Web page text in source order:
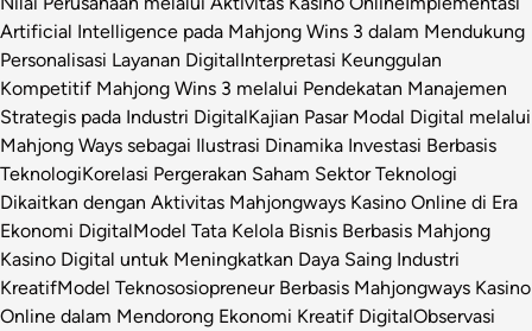
Artificial Intelligence pada Mahjong Wins 3 dalam Mendukung
Personalisasi Layanan DigitalInterpretasi Keunggulan
Kompetitif Mahjong Wins 3 melalui Pendekatan Manajemen
Strategis pada Industri DigitalKajian Pasar Modal Digital melalui
Mahjong Ways sebagai Ilustrasi Dinamika Investasi Berbasis
TeknologiKorelasi Pergerakan Saham Sektor Teknologi
Dikaitkan dengan Aktivitas Mahjongways Kasino Online di Era
Ekonomi DigitalModel Tata Kelola Bisnis Berbasis Mahjong
Kasino Digital untuk Meningkatkan Daya Saing Industri
KreatifModel Teknososiopreneur Berbasis Mahjongways Kasino
Online dalam Mendorong Ekonomi Kreatif DigitalObservasi